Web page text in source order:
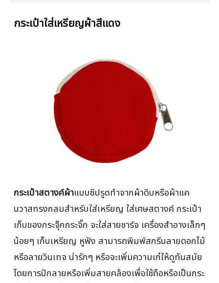
กระเป๋าใส่เหรียญผ้าสีแดง
กระเป๋าสตางค์ผ้าแบบซิปรูดทำจากผ้าดิบหรือผ้าแค
นวาสทรงกลมสำหรับใส่เหรียญ ใส่เศษสตางค์ กระเป๋า
เก็บของกระจุ๊กกระจิ๊ก จะใส่สายชาร์จ เครื่องสำอางเล็กๆ
น้อยๆ เก็บเหรียญ หูฟัง สามารถพิมพ์สกรีนลายดอกไม้
หรือลายวินเทจ น่ารักๆ หรือจะเพิ่มความเก๋ให้ดูทันสมัย
โดยการปักลายหรือเพิ่มสายคล้องเพื่อใช้ถือหรือเป็นกระ